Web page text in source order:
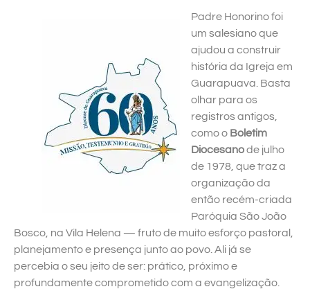
Padre Honorino foi
um salesiano que
ajudou a construir
história da Igreja em
Guarapuava. Basta
olhar para os
registros antigos,
como o Boletim
Diocesanode julho
de 1978, que traz a
organização da
então recém-criada
Paróquia São João
Bosco, na Vila Helena — fruto de muito esforço pastoral,
planejamento e presença junto ao povo. Ali já se
percebia o seu jeito de ser: prático, próximo e
profundamente comprometido com a evangelização.